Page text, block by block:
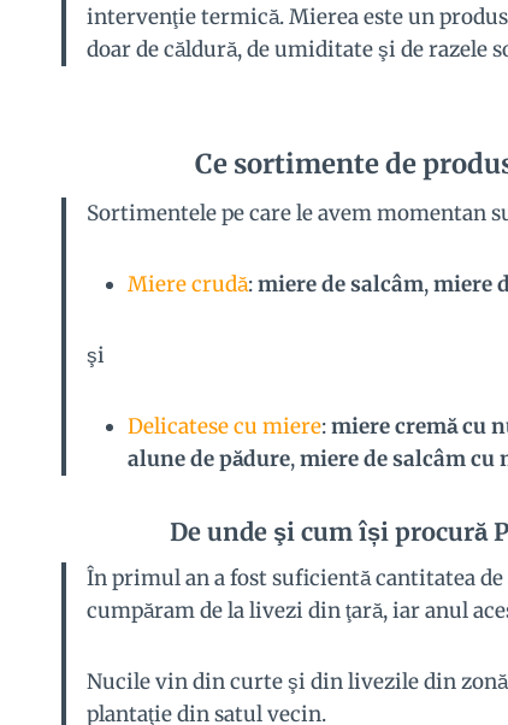
intervenţie termică. Mierea este un
doar de căldură, de umiditate şi de razele
Ce sortimente de
Sortimentele pe care le avem momentan
Miere crudă:miere de salcâm,miere
şi
Delicatese cu miere:miere cremă cu
alune de pădure,miere de salcâm cu
De unde şi cum își procură
În primul an a fost suficientă cantitatea
cumpăram de la livezi din ţară, iar anul
Nucile vin din curte şi din livezile din
plantaţie din satul vecin.